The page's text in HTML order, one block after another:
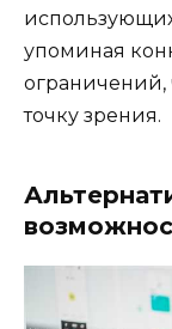
упоминая
ограничений,
точку зрения.